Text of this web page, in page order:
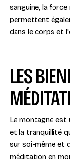
sanguine, la force
permettent
dans le corps et
LES
La montagne est
et la tranquillité
sur soi-même et
méditation en